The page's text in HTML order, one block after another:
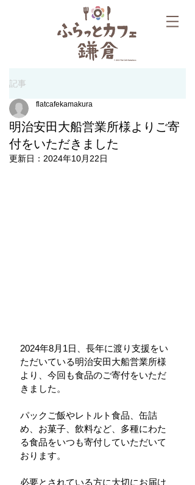
記事
明治安田大船営業所様よりご寄
付をいただきました
flatcafekamakura
更新日： 2024年10月22日
2024年8月1日、長年に渡り支援をい
ただいている明治安田大船営業所様
より、今回も食品のご寄付をいただ
きました。
パックご飯やレトルト食品、缶詰
め、お菓子、飲料など、多種にわた
る食品をいつも寄付していただいて
おります。
必要とされている方に大切にお届け